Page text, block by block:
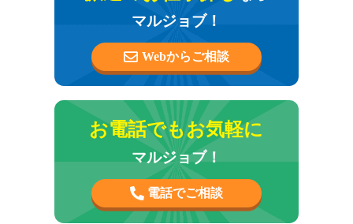
マルジョブ！
Webからご相談
お電話でもお気軽に
マルジョブ！
電話でご相談